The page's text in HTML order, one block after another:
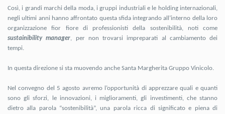
Così, i grandi marchi della moda, i gruppi industriali e le holding internazionali,
negli ultimi anni hanno affrontato questa sfida integrando all’interno della loro
organizzazione fior fiore di professionisti della sostenibilità, noti come
sustainibility manager , per non trovarsi impreparati al cambiamento dei
tempi.
In questa direzione si sta muovendo anche Santa Margherita Gruppo Vinicolo.
Nel convegno del 5 agosto avremo l’opportunità di apprezzare quali e quanti
sono gli sforzi, le innovazioni, i miglioramenti, gli investimenti, che stanno
dietro alla parola “sostenibilità”, una parola ricca di significato e piena di